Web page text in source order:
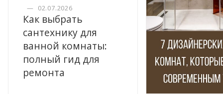
— 02.07.2026
Как выбрать
сантехнику для
ванной комнаты:
полный гид для
ремонта